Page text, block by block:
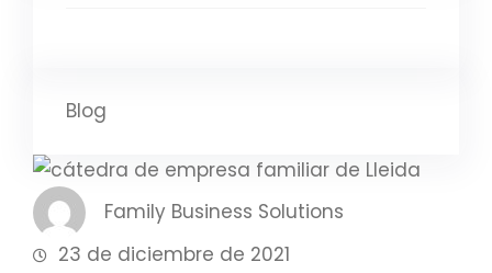
Blog
Family Business Solutions
23 de diciembre de 2021